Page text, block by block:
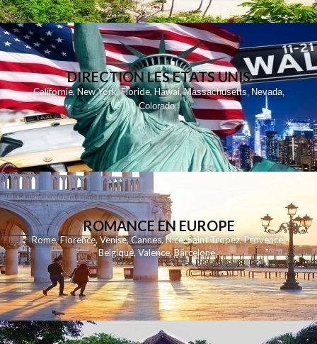
DIRECTION LES ETATS UNIS
Californie,New York,Floride,Hawai,Massachusetts, Nevada,
Colorado,
ROMANCE EN EUROPE
Rome,Florence,Venise,Cannes,Nice,Saint Tropez,Provence,
Belgique,Valence,Barcelone,